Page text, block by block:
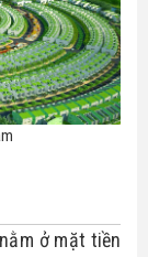
nằm ở mặt tiền